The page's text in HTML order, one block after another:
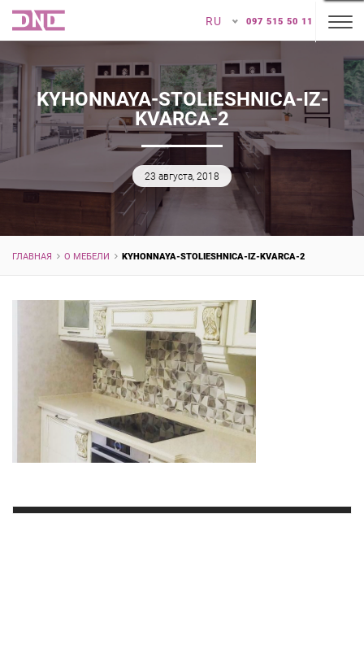
RU 097 515 50 11
KYHONNAYA-STOLIESHNICA-IZ-
KVARCA-2
23 августа, 2018
ГЛАВНАЯ О МЕБЕЛИ KYHONNAYA-STOLIESHNICA-IZ-KVARCA-2